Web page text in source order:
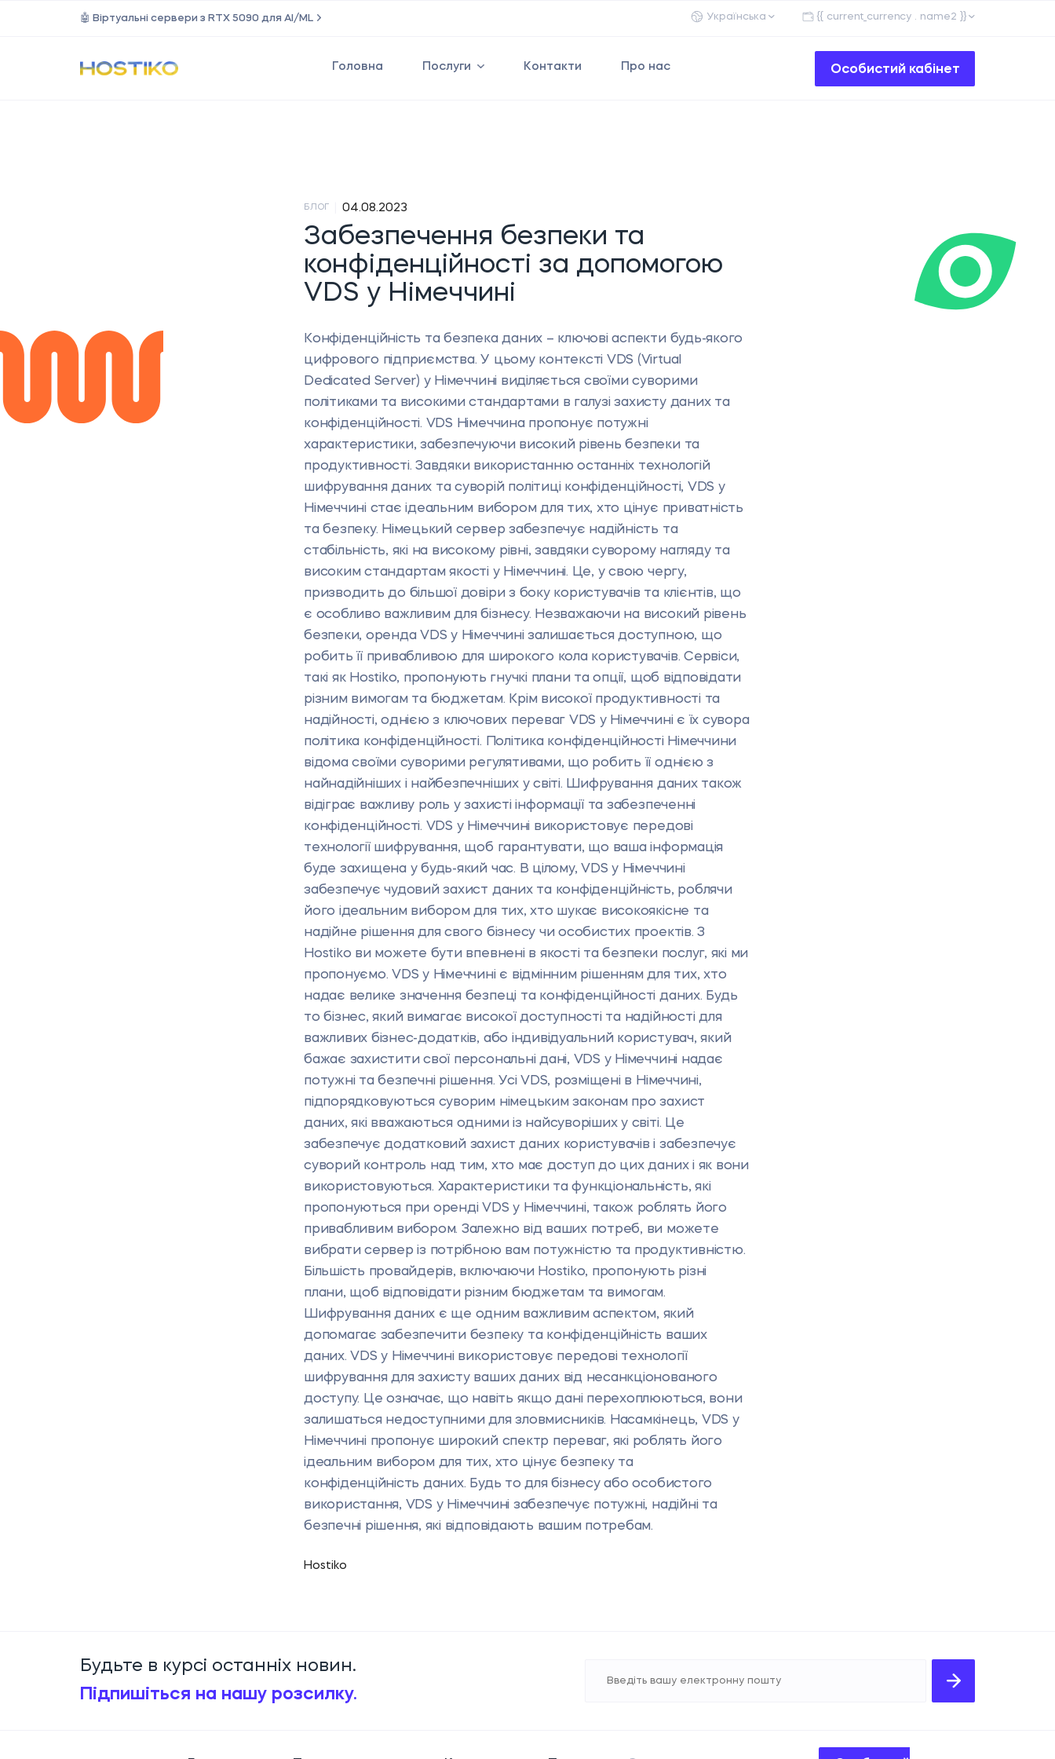
🤖 Віртуальні сервери з RTX 5090 для AI/ML Українська {{ current_currency . name2 }}
Головна Послуги Контакти Про нас Особистий кабінет
БЛОГ 04.08.2023
Забезпечення безпеки та
конфіденційності за допомогою
VDS у Німеччині
Конфіденційність та безпека даних – ключові аспекти будь-якого
цифрового підприємства. У цьому контексті VDS (Virtual
Dedicated Server) у Німеччині виділяється своїми суворими
політиками та високими стандартами в галузі захисту даних та
конфіденційності. VDS Німеччина пропонує потужні
характеристики, забезпечуючи високий рівень безпеки та
продуктивності. Завдяки використанню останніх технологій
шифрування даних та суворій політиці конфіденційності, VDS у
Німеччині стає ідеальним вибором для тих, хто цінує приватність
та безпеку. Німецький сервер забезпечує надійність та
стабільність, які на високому рівні, завдяки суворому нагляду та
високим стандартам якості у Німеччині. Це, у свою чергу,
призводить до більшої довіри з боку користувачів та клієнтів, що
є особливо важливим для бізнесу. Незважаючи на високий рівень
безпеки, оренда VDS у Німеччині залишається доступною, що
робить її привабливою для широкого кола користувачів. Сервіси,
такі як Hostiko, пропонують гнучкі плани та опції, щоб відповідати
різним вимогам та бюджетам. Крім високої продуктивності та
надійності, однією з ключових переваг VDS у Німеччині є їх сувора
політика конфіденційності. Політика конфіденційності Німеччини
відома своїми суворими регулятивами, що робить її однією з
найнадійніших і найбезпечніших у світі. Шифрування даних також
відіграє важливу роль у захисті інформації та забезпеченні
конфіденційності. VDS у Німеччині використовує передові
технології шифрування, щоб гарантувати, що ваша інформація
буде захищена у будь-який час. В цілому, VDS у Німеччині
забезпечує чудовий захист даних та конфіденційність, роблячи
його ідеальним вибором для тих, хто шукає високоякісне та
надійне рішення для свого бізнесу чи особистих проектів. З
Hostiko ви можете бути впевнені в якості та безпеки послуг, які ми
пропонуємо. VDS у Німеччині є відмінним рішенням для тих, хто
надає велике значення безпеці та конфіденційності даних. Будь
то бізнес, який вимагає високої доступності та надійності для
важливих бізнес-додатків, або індивідуальний користувач, який
бажає захистити свої персональні дані, VDS у Німеччині надає
потужні та безпечні рішення. Усі VDS, розміщені в Німеччині,
підпорядковуються суворим німецьким законам про захист
даних, які вважаються одними із найсуворіших у світі. Це
забезпечує додатковий захист даних користувачів і забезпечує
суворий контроль над тим, хто має доступ до цих даних і як вони
використовуються. Характеристики та функціональність, які
пропонуються при оренді VDS у Німеччині, також роблять його
привабливим вибором. Залежно від ваших потреб, ви можете
вибрати сервер із потрібною вам потужністю та продуктивністю.
Більшість провайдерів, включаючи Hostiko, пропонують різні
плани, щоб відповідати різним бюджетам та вимогам.
Шифрування даних є ще одним важливим аспектом, який
допомагає забезпечити безпеку та конфіденційність ваших
даних. VDS у Німеччині використовує передові технології
шифрування для захисту ваших даних від несанкціонованого
доступу. Це означає, що навіть якщо дані перехоплюються, вони
залишаться недоступними для зловмисників. Насамкінець, VDS у
Німеччині пропонує широкий спектр переваг, які роблять його
ідеальним вибором для тих, хто цінує безпеку та
конфіденційність даних. Будь то для бізнесу або особистого
використання, VDS у Німеччині забезпечує потужні, надійні та
безпечні рішення, які відповідають вашим потребам.
Hostiko
Будьте в курсі останніх новин.
Підпишіться на нашу розсилку.